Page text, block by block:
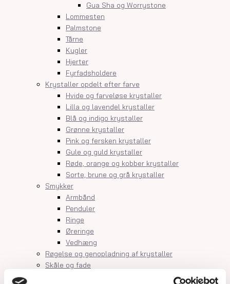
Gua Sha og Worrystone
Lommesten
Palmstone
Tårne
Kugler
Hjerter
Fyrfadsholdere
Krystaller opdelt efter farve
Hvide og farveløse krystaller
Lilla og lavendel krystaller
Blå og indigo krystaller
Grønne krystaller
Pink og fersken krystaller
Gule og guld krystaller
Røde, orange og kobber krystaller
Sorte, brune og grå krystaller
Smykker
Armbånd
Penduler
Ringe
Øreringe
Vedhæng
Røgelse og genopladning af krystaller
Skåle og fade